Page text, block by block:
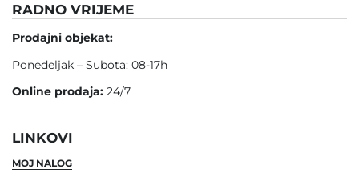
RADNO VRIJEME
Prodajni objekat:
Ponedeljak – Subota: 08-17h
Online prodaja: 24/7
LINKOVI
MOJ NALOG